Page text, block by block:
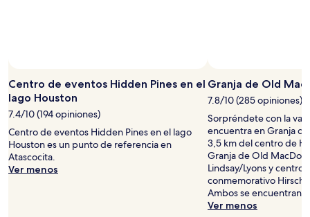
Centro de eventos Hidden Pines en el
lago Houston
7.4/10 (194 opiniones)
Centro de eventos Hidden Pines en el lago
Houston es un punto de referencia en
Atascocita.
Ver menos
Granja de Old
7.8/10 (285 opiniones)
Sorpréndete con la
encuentra en Granja
3,5 km del centro de
Granja de Old
Lindsay/Lyons y centro
conmemorativo Hirsch
Ambos se encuentran
Ver menos